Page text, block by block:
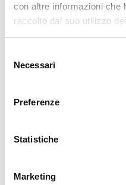
con altre informazioni che
raccolto dal suo utilizzo
delNecessari
Preferenze
Statistiche
Marketing
FILTERS
Beauty Spa is a brand